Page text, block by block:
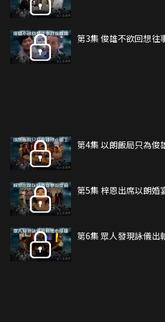
第3集 俊雄不欲回想往
第4集 以朗飯局只為俊
第5集 梓恩出席以朗婚
第6集 眾人發現詠儀出